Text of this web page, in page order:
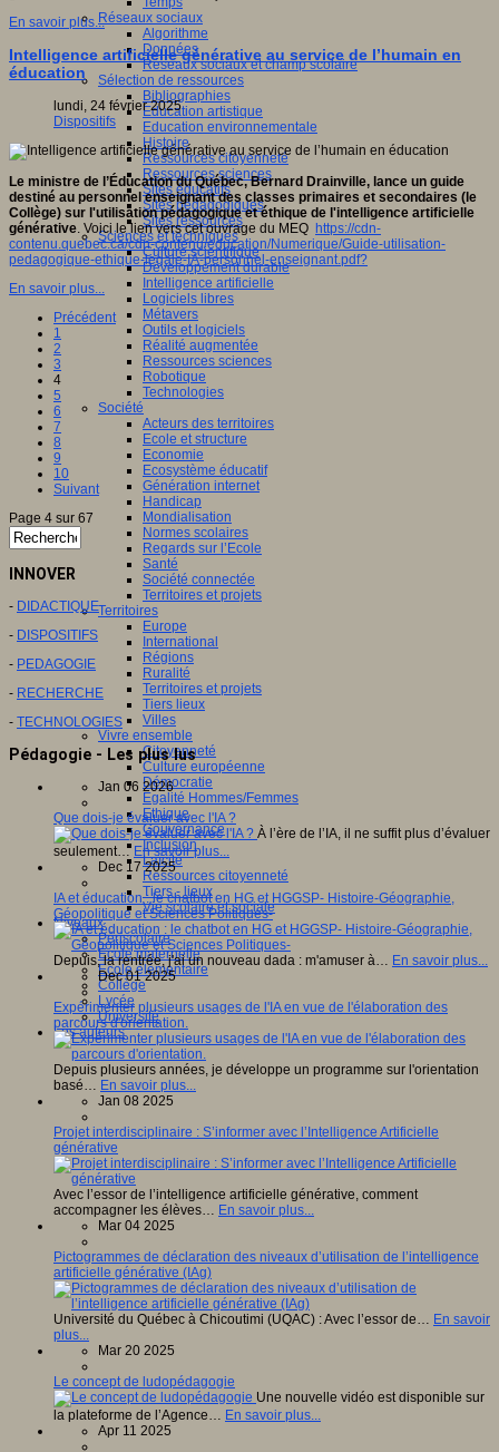
Réseaux sociaux
Algorithme
Données
Réseaux sociaux et champ scolaire
Sélection de ressources
Bibliographies
Education artistique
Education environnementale
Histoire
Ressources citoyenneté
Ressources sciences
Sites éducatifs
Sites pédagogiques
Sites ressources
Sciences et techniques
Culture scientifique
Développement durable
Intelligence artificielle
Logiciels libres
Métavers
Outils et logiciels
Réalité augmentée
Ressources sciences
Robotique
Technologies
Société
Acteurs des territoires
Ecole et structure
Economie
Ecosystème éducatif
Génération internet
Handicap
Mondialisation
Normes scolaires
Regards sur l’Ecole
Santé
Société connectée
Territoires et projets
Territoires
Europe
International
Régions
Ruralité
Territoires et projets
Tiers lieux
Villes
Vivre ensemble
Citoyenneté
Culture européenne
Démocratie
Egalité Hommes/Femmes
Ethique
Gouvernance
Inclusion
Laïcité
Ressources citoyenneté
Tiers - lieux
Vie scolaire et sociale
Niveaux
Périscolaire
Ecole maternelle
Ecole élémentaire
Collège
Lycée
Université
Les auteurs
En savoir plus...
Intelligence artificielle générative au service de l’humain en
éducation
lundi, 24 février 2025
Dispositifs
Le ministre de l’Éducation du Québec, Bernard Drainville, lance un guide
destiné au personnel enseignant des classes primaires et secondaires (le
Collège) sur l'utilisation pédagogique et éthique de l'intelligence artificielle
générative . Voici le lien vers cet ouvrage du MEQ https://cdn-
contenu.quebec.ca/cdn-contenu/education/Numerique/Guide-utilisation-
pedagogique-ethique-legale-IA-personnel-enseignant.pdf?
En savoir plus...
Précédent
1
2
3
4
5
6
7
8
9
10
Suivant
Page 4 sur 67
INNOVER
- DIDACTIQUE
- DISPOSITIFS
- PEDAGOGIE
- RECHERCHE
- TECHNOLOGIES
Pédagogie - Les plus lus
Jan 06 2026
Que dois-je évaluer avec l'IA ?
À l’ère de l’IA, il ne suffit plus d’évaluer
seulement… En savoir plus...
Dec 17 2025
IA et éducation : le chatbot en HG et HGGSP- Histoire-Géographie,
Géopolitique et Sciences Politiques-
Depuis, la rentrée, j'ai un nouveau dada : m'amuser à… En savoir plus...
Dec 01 2025
Expérimenter plusieurs usages de l'IA en vue de l'élaboration des
parcours d'orientation.
Depuis plusieurs années, je développe un programme sur l'orientation
basé… En savoir plus...
Jan 08 2025
Projet interdisciplinaire : S’informer avec l’Intelligence Artificielle
générative
Avec l’essor de l’intelligence artificielle générative, comment
accompagner les élèves… En savoir plus...
Mar 04 2025
Pictogrammes de déclaration des niveaux d’utilisation de l’intelligence
artificielle générative (IAg)
Université du Québec à Chicoutimi (UQAC) : Avec l’essor de… En savoir
plus...
Mar 20 2025
Le concept de ludopédagogie
Une nouvelle vidéo est disponible sur
la plateforme de l’Agence… En savoir plus...
Apr 11 2025